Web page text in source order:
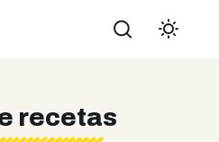
Buscar
recetas